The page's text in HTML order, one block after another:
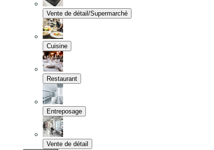
Vente de détail/Supermarché
Cuisine
Restaurant
Entreposage
Vente de détail